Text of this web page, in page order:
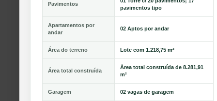
Pavimentos
pavimentos tipo
Apartamentos por
andar
02 Aptos por andar
Área do terreno Lote com 1.218,75 m²
Área total construída
Área total construída de 8.281,91
m²
Garagem 02 vagas de garagem